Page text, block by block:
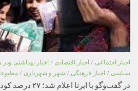
اخبار اجتماعی / اخبار اقتصادی / اخبار بهداشتی ودر
سیاسی / اخبار فرهنگی / شهر و شهرداری /
در گفت‌وگو با